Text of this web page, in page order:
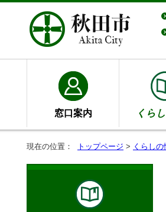
窓口案内 くら
現在の位置： トップページ > くらしの